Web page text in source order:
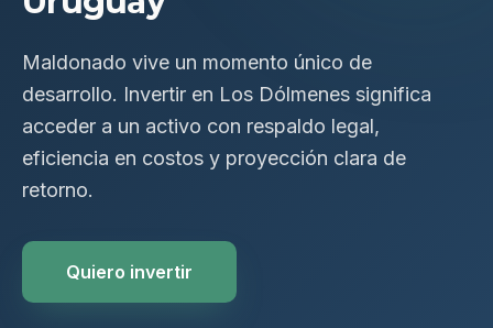
Maldonado vive un momento único de
desarrollo. Invertir en Los Dólmenes significa
acceder a un activo con respaldo legal,
eficiencia en costos y proyección clara de
retorno.
Quiero invertir